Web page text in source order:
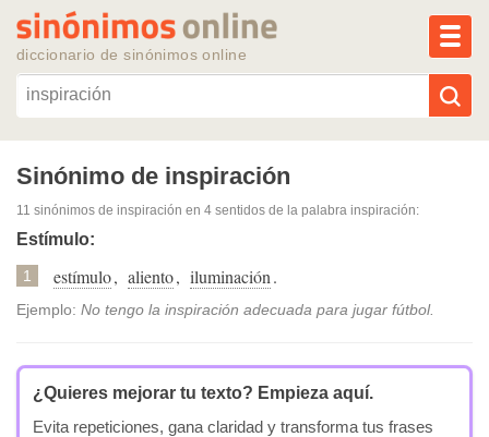
diccionario de sinónimos online
Reescribir texto con IA
Sinónimos populares
Temas populares
Sinónimo de inspiración
11 sinónimos de inspiración en 4 sentidos de la palabra inspiración:
Estímulo:
1 estímulo, aliento, iluminación.
Ejemplo: No tengo la inspiración adecuada para jugar fútbol.
¿Quieres mejorar tu texto? Empieza aquí.
Evita repeticiones, gana claridad y transforma tus frases